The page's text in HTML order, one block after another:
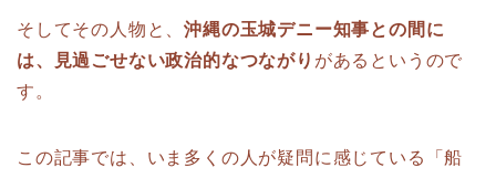
そしてその人物と、沖縄の玉城デニー知事との間に
は、見過ごせない政治的なつながり があるというので
す。
この記事では、いま多くの人が疑問に感じている「船